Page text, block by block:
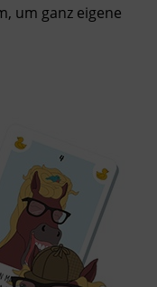
um ganz eigene